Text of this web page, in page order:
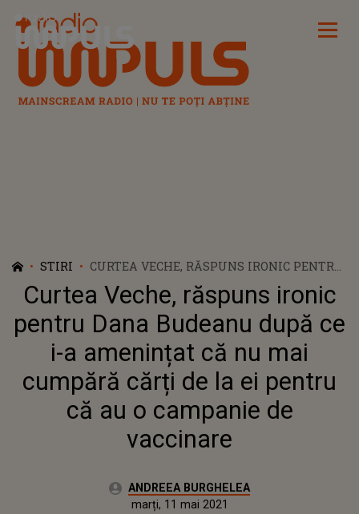
Radio Impuls
STIRI
CURTEA VECHE, RĂSPUNS IRONIC PENTRU
DANA BUDEANU DUPĂ CE I-A AMENINȚAT
CĂ NU MAI CUMPĂRĂ CĂRȚI DE LA EI
PENTRU CĂ AU O CAMPANIE DE
VACCINARE
Curtea Veche, răspuns ironic
pentru Dana Budeanu după ce
i-a amenințat că nu mai
cumpără cărți de la ei pentru
că au o campanie de
vaccinare
Autor:ANDREEA BURGHELEA
Actualizat:
marți, 11 mai 2021